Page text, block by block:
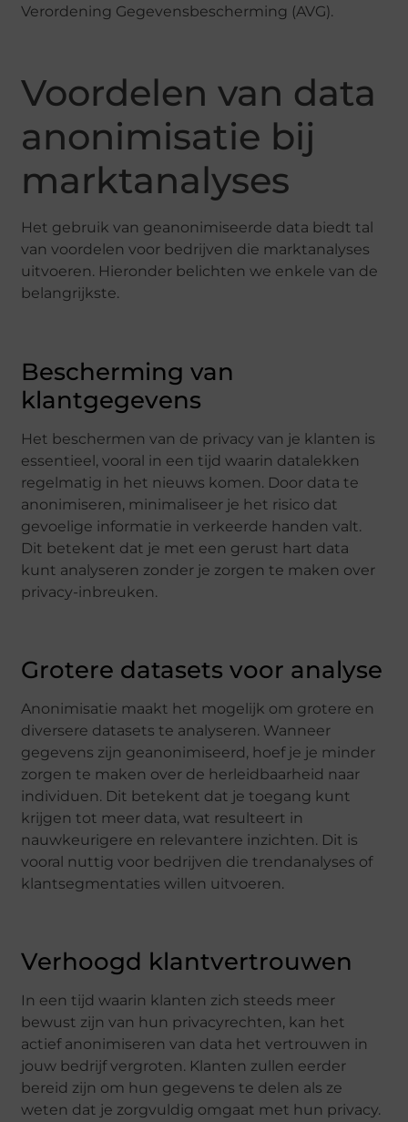
Verordening Gegevensbescherming (AVG).
Voordelen van data
anonimisatie bij
marktanalyses
Het gebruik van geanonimiseerde data biedt tal
van voordelen voor bedrijven die marktanalyses
uitvoeren. Hieronder belichten we enkele van de
belangrijkste.
Bescherming van
klantgegevens
Het beschermen van de privacy van je klanten is
essentieel, vooral in een tijd waarin datalekken
regelmatig in het nieuws komen. Door data te
anonimiseren, minimaliseer je het risico dat
gevoelige informatie in verkeerde handen valt.
Dit betekent dat je met een gerust hart data
kunt analyseren zonder je zorgen te maken over
privacy-inbreuken.
Grotere datasets voor analyse
Anonimisatie maakt het mogelijk om grotere en
diversere datasets te analyseren. Wanneer
gegevens zijn geanonimiseerd, hoef je je minder
zorgen te maken over de herleidbaarheid naar
individuen. Dit betekent dat je toegang kunt
krijgen tot meer data, wat resulteert in
nauwkeurigere en relevantere inzichten. Dit is
vooral nuttig voor bedrijven die trendanalyses of
klantsegmentaties willen uitvoeren.
Verhoogd klantvertrouwen
In een tijd waarin klanten zich steeds meer
bewust zijn van hun privacyrechten, kan het
actief anonimiseren van data het vertrouwen in
jouw bedrijf vergroten. Klanten zullen eerder
bereid zijn om hun gegevens te delen als ze
weten dat je zorgvuldig omgaat met hun privacy.